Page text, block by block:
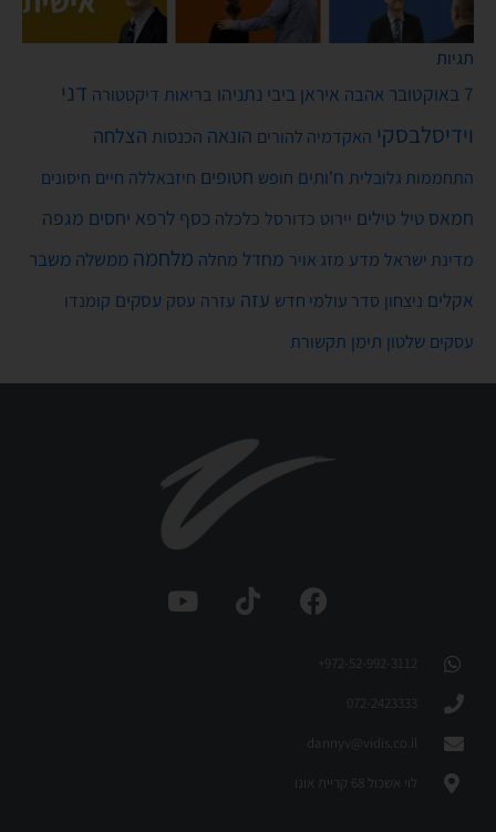
תגיות
7 באוקטובר אהבה איראן ביבי נתניהו בריאות דיקטטורה דני
וידיסלבסקי האקדמיה להורים הונאה הכנסות הצלחה
התחממות גלובלית ח'ותים חופש חטופים חיזבאללה חיים חיסונים
חמאס טיל טילים יירוט כדורסל כלכלה כסף לרפא יחסים מגפה
מדינת ישראל מדע מזג אויר מחדל מחלה מלחמה ממשלה משבר
אקלים ניצחון סדר עולמי חדש עזה עזרה עסק עסקים קומנדו
עסקים שלטון תימן תקשורת
972-52-992-3112⁩+
072-2423333
dannyv@vidis.co.il
לוי אשכול 68 קריית אונו